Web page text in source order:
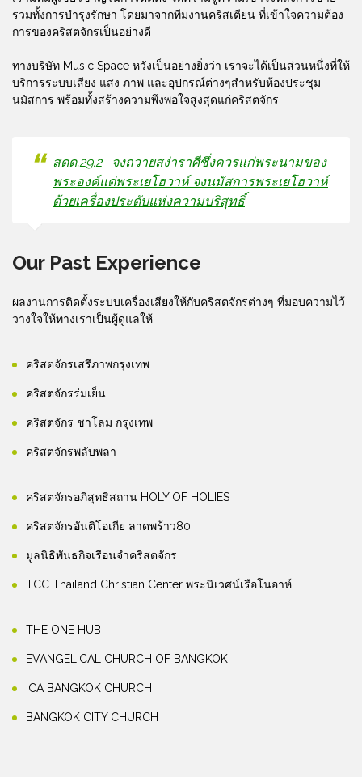
รวมทั้งการบำรุงรักษา โดยมาจากทีมงานคริสเตียน ที่เข้าใจความต้อง
การของคริสตจักรเป็นอย่างดี
ทางบริษัท Music Space หวังเป็นอย่างยิ่งว่า เราจะได้เป็นส่วนหนึ่งที่ให้
บริการระบบเสียง แสง ภาพ และอุปกรณ์ต่างๆสำหรับห้องประชุม
นมัสการ พร้อมทั้งสร้างความพึงพอใจสูงสุดแก่คริสตจักร
สดด.29.2 จงถวายสง่าราศีซึ่งควรแก่พระนามของ
พระองค์แด่พระเยโฮวาห์ จงนมัสการพระเยโฮวาห์
ด้วยเครื่องประดับแห่งความบริสุทธิ์
Our Past Experience
ผลงานการติดตั้งระบบเครื่องเสียงให้กับคริสตจักรต่างๆ ที่มอบความไว้
วางใจให้ทางเราเป็นผู้ดูแลให้
คริสตจักรเสรีภาพกรุงเทพ
คริสตจักรร่มเย็น
คริสตจักร ชาโลม กรุงเทพ
คริสตจักรพลับพลา
คริสตจักรอภิสุทธิสถาน HOLY OF HOLIES
คริสตจักรอันติโอเกีย ลาดพร้าว80
มูลนิธิพันธกิจเรือนจำคริสตจักร
TCC Thailand Christian Center พระนิเวศน์เรือโนอาห์
THE ONE HUB
EVANGELICAL CHURCH OF BANGKOK
ICA BANGKOK CHURCH
BANGKOK CITY CHURCH